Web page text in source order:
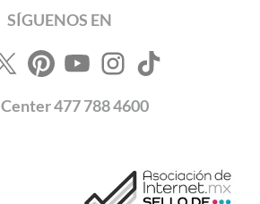
SÍGUENOS EN
Center477 788 4600